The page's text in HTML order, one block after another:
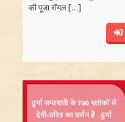
की पूजा रॉयल[…]